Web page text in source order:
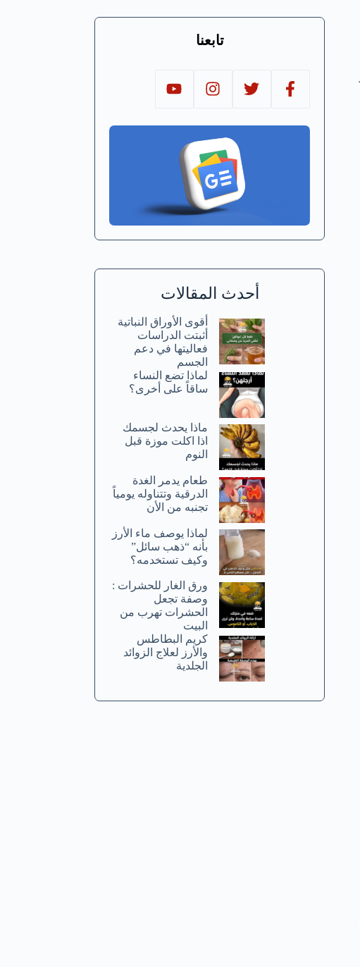
تابعنا
أحدث المقالات
أقوى الأوراق النباتية
أثبتت الدراسات
فعاليتها في دعم
الجسم
لماذا تضع النساء
ساقاً على أخرى؟
ماذا يحدث لجسمك
اذا اكلت موزة قبل
النوم
طعام يدمر الغدة
الدرقية وتتناوله يومياً
تجنبه من الأن
لماذا يوصف ماء الأرز
بأنه “ذهب سائل”
وكيف تستخدمه؟
ورق الغار للحشرات :
وصفة تجعل
الحشرات تهرب من
البيت
كريم البطاطس
والأرز لعلاج الزوائد
الجلدية